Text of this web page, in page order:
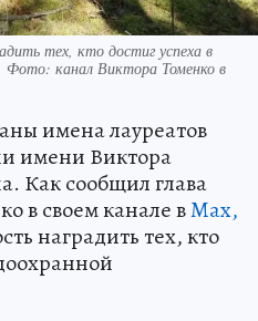
тех, кто достиг успеха в
Фото: канал Виктора Томенко в
имена лауреатов
имени Виктора
Как сообщил глава
в своем канале вMax,
наградить тех, кто